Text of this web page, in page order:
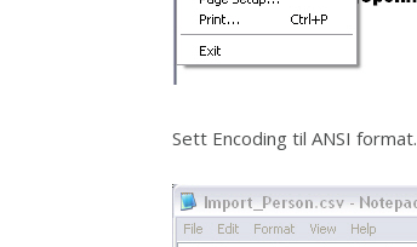
Sett Encoding til ANSI format.